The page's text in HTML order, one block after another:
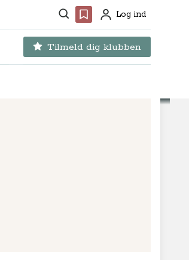
Søg Favoritter
ProfilLog ind
Tilmeld dig klubben